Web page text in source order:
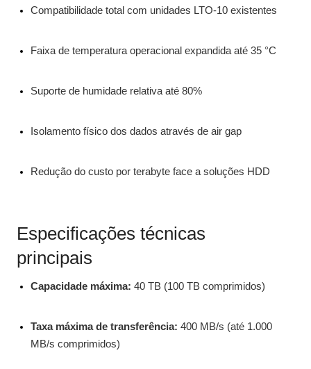
Compatibilidade total com unidades LTO-10 existentes
Faixa de temperatura operacional expandida até 35 °C
Suporte de humidade relativa até 80%
Isolamento físico dos dados através de air gap
Redução do custo por terabyte face a soluções HDD
Especificações técnicas
principais
Capacidade máxima: 40 TB (100 TB comprimidos)
Taxa máxima de transferência: 400 MB/s (até 1.000
MB/s comprimidos)